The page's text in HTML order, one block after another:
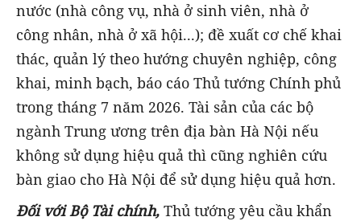
nước (nhà công vụ, nhà ở sinh viên, nhà ở
công nhân, nhà ở xã hội...); đề xuất cơ chế khai
thác, quản lý theo hướng chuyên nghiệp, công
khai, minh bạch, báo cáo Thủ tướng Chính phủ
trong tháng 7 năm 2026. Tài sản của các bộ
ngành Trung ương trên địa bàn Hà Nội nếu
không sử dụng hiệu quả thì cũng nghiên cứu
bàn giao cho Hà Nội để sử dụng hiệu quả hơn.
Đối với Bộ Tài chính, Thủ tướng yêu cầu khẩn